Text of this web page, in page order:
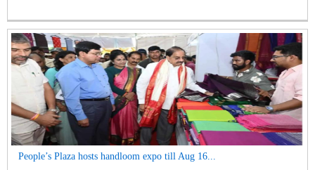
People’s Plaza hosts handloom expo till Aug 16...